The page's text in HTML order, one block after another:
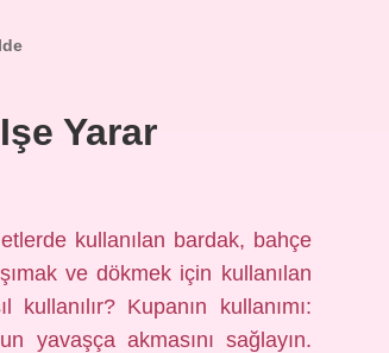
Yarar
kullanılan bardak, bahçe
ve dökmek için kullanılan
Kupanın kullanımı:
yavaşça akmasını sağlayın.